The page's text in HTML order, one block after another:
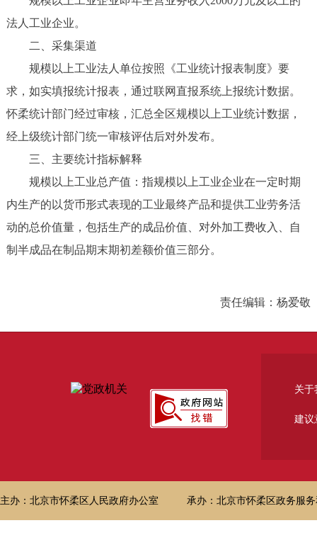
法人工业企业。
二、采集渠道
规模以上工业法人单位按照《工业统计报表制度》要
求，如实填报统计报表，通过联网直报系统上报统计数据。
怀柔统计部门经过审核，汇总全区规模以上工业统计数据，
经上级统计部门统一审核评估后对外发布。
三、主要统计指标解释
规模以上工业总产值：指规模以上工业企业在一定时期
内生产的以货币形式表现的工业最终产品和提供工业劳务活
动的总价值量，包括生产的成品价值、对外加工费收入、自
制半成品在制品期末期初差额价值三部分。
责任编辑：杨爱敬
关于
建议
主办：北京市怀柔区人民政府办公室 承办：北京市怀柔区政务服